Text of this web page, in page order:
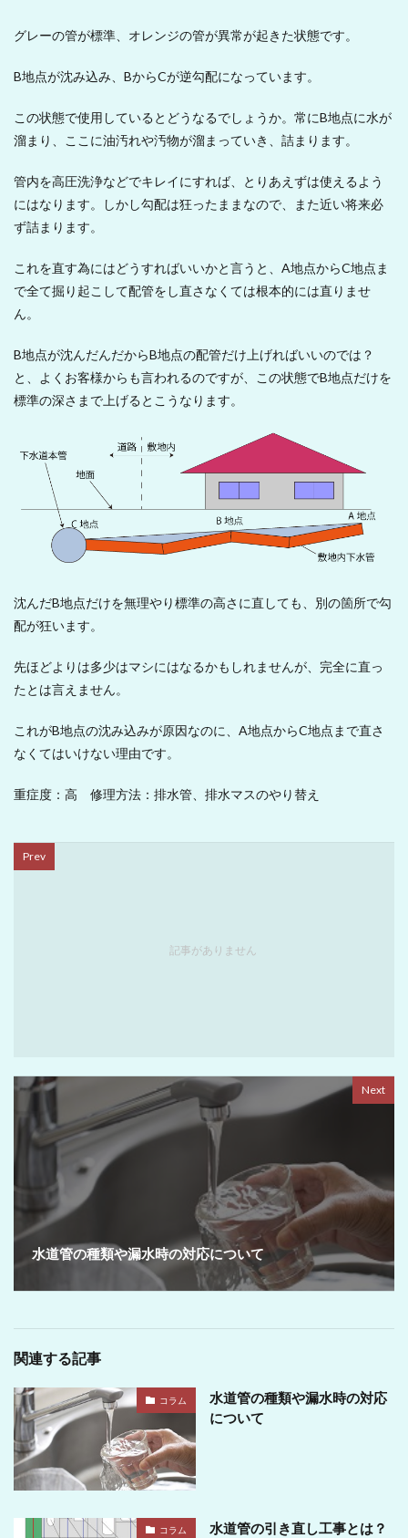
グレーの管が標準、オレンジの管が異常が起きた状態です。
B地点が沈み込み、BからCが逆勾配になっています。
この状態で使用しているとどうなるでしょうか。常にB地点に水が
溜まり、ここに油汚れや汚物が溜まっていき、詰まります。
管内を高圧洗浄などでキレイにすれば、とりあえずは使えるよう
にはなります。しかし勾配は狂ったままなので、また近い将来必
ず詰まります。
これを直す為にはどうすればいいかと言うと、A地点からC地点ま
で全て掘り起こして配管をし直さなくては根本的には直りませ
ん。
B地点が沈んだんだからB地点の配管だけ上げればいいのでは？
と、よくお客様からも言われるのですが、この状態でB地点だけを
標準の深さまで上げるとこうなります。
沈んだB地点だけを無理やり標準の高さに直しても、別の箇所で勾
配が狂います。
先ほどよりは多少はマシにはなるかもしれませんが、完全に直っ
たとは言えません。
これがB地点の沈み込みが原因なのに、A地点からC地点まで直さ
なくてはいけない理由です。
重症度：高 修理方法：排水管、排水マスのやり替え
Prev
記事がありません
Next
水道管の種類や漏水時の対応について
関連する記事
コラム
水道管の種類や漏水時の対応
について
コラム
水道管の引き直し工事とは？